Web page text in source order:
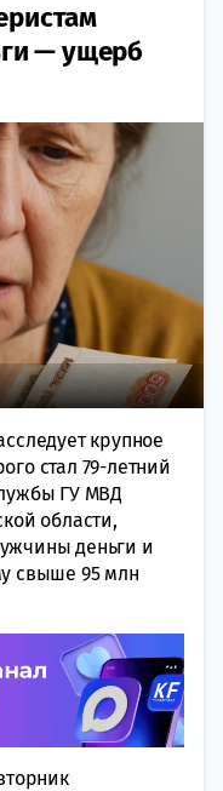
— ущерб
крупное
стал 79-летний
ГУ МВД
области,
деньги и
свыше 95 млн